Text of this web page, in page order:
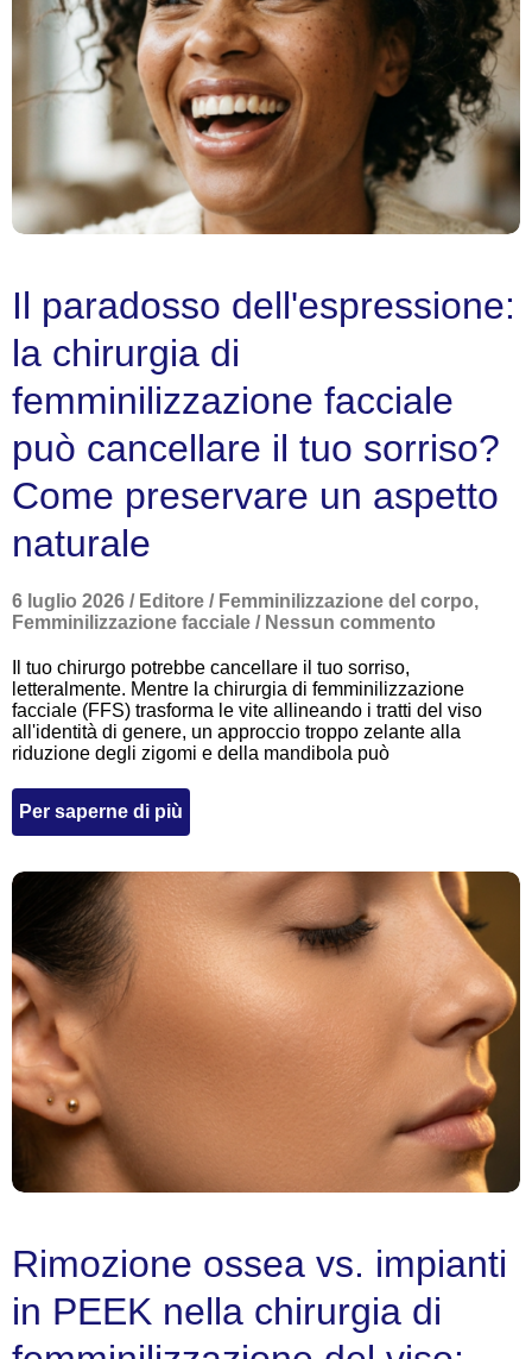
Il paradosso dell'espressione:
la chirurgia di
femminilizzazione facciale
può cancellare il tuo sorriso?
Come preservare un aspetto
naturale
6 luglio 2026 / Editore / Femminilizzazione del corpo,
Femminilizzazione facciale / Nessun commento
Il tuo chirurgo potrebbe cancellare il tuo sorriso,
letteralmente. Mentre la chirurgia di femminilizzazione
facciale (FFS) trasforma le vite allineando i tratti del viso
all'identità di genere, un approccio troppo zelante alla
riduzione degli zigomi e della mandibola può
Per saperne di più
Rimozione ossea vs. impianti
in PEEK nella chirurgia di